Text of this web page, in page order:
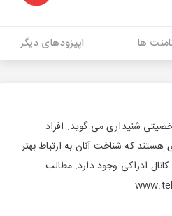
ها اپیزودهای دیگر
شنیداری می گوید. افراد
که شناخت آنان به ارتباط بهتر
ادراکی وجود دارد. مطالب